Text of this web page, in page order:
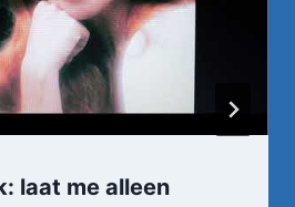
laat me alleen